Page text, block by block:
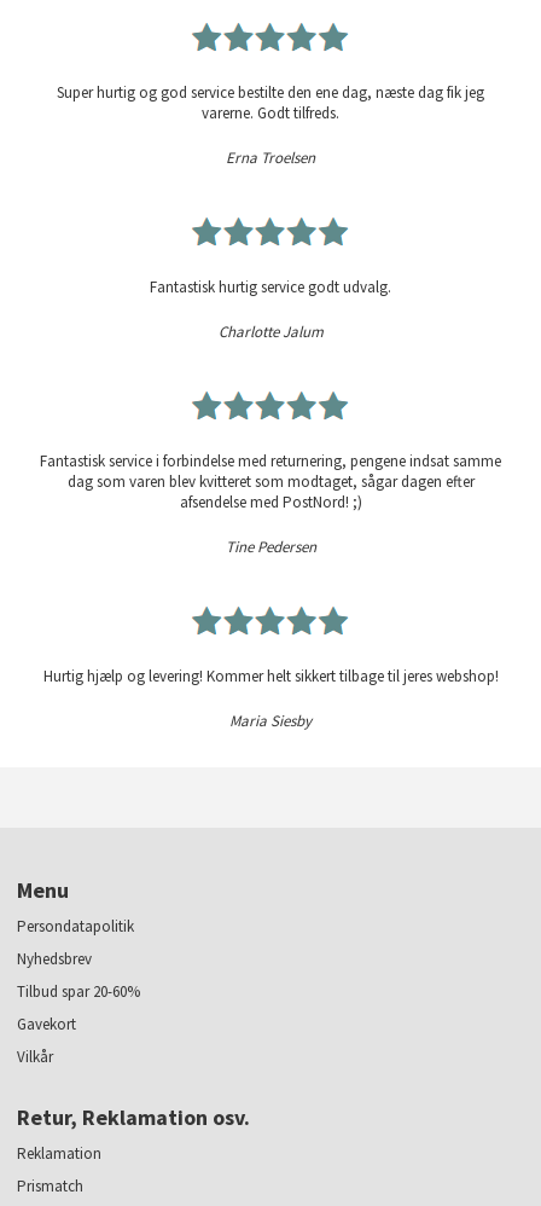
Super hurtig og god service bestilte den ene dag, næste dag fik jeg
varerne. Godt tilfreds.
Erna Troelsen
Fantastisk hurtig service godt udvalg.
Charlotte Jalum
Fantastisk service i forbindelse med returnering, pengene indsat samme
dag som varen blev kvitteret som modtaget, sågar dagen efter
afsendelse med PostNord! ;)
Tine Pedersen
Hurtig hjælp og levering! Kommer helt sikkert tilbage til jeres webshop!
Maria Siesby
Menu
Persondatapolitik
Nyhedsbrev
Tilbud spar 20-60%
Gavekort
Vilkår
Retur, Reklamation osv.
Reklamation
Prismatch